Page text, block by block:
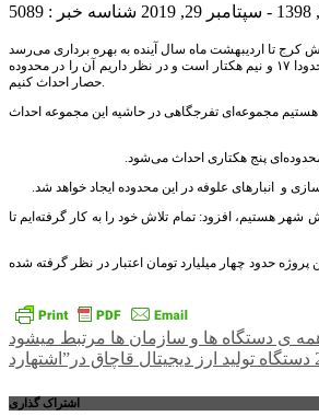
شناسه خبر : 5089
به گزارش پایگاه خبری پیشتازان البرز، کمالی زاده، با اشاره به تکمیل مطالعات و طراحی پروژه پارک حیات وحش کرج اظهار داشت: این پروژه حدودا ۱۷ و نیم هکتار است و در نظر داریم آن را در محدوده
حصار احداث کنیم.
هستیم مجموعه‌ای تفرجگاهی در حاشیه این مجموعه احداث
پنج هکتاری احداث می‌شود.
انبارهای علوفه در این محدوده ایجاد خواهد شد.
هستیم، افزود: تمام تلاش خود را به کار گرفته‌ایم تا
حدود چهار میلیارد تومان اعتبار در نظر گرفته شده
راهبری
نوشته
ی دستگاه ها و سازمان ها مرتبط میشود
اشتراک گذاری